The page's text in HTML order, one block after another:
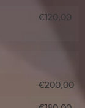
€120,00
€200,00